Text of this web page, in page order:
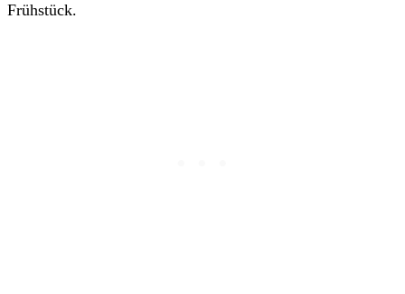
Frühstück.